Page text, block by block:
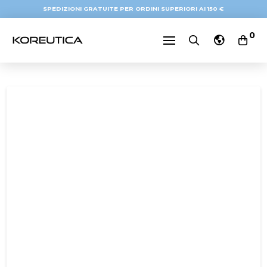
SPEDIZIONI GRATUITE PER ORDINI SUPERIORI AI 150 €
0